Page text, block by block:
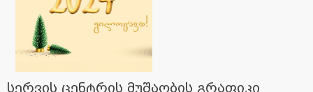
სერვის ცენტრის მუშაობის გრაფიკი